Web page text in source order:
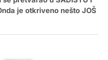
je otkriveno nešto JOŠ